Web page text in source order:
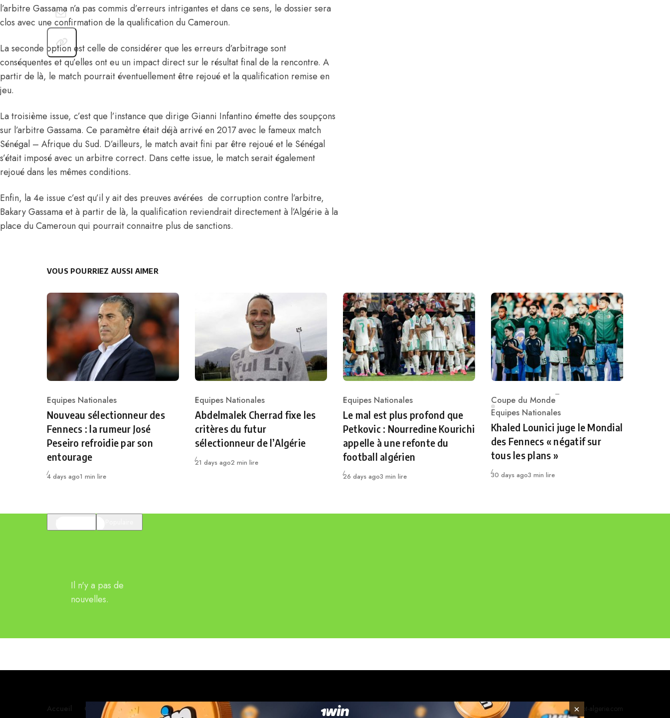
l’arbitre Gassama n’a pas commis d’erreurs intrigantes et dans ce sens, le dossier sera
clos avec une confirmation de la qualification du Cameroun.
La seconde option est celle de considérer que les erreurs d’arbitrage sont
conséquentes et qu’elles ont eu un impact direct sur le résultat final de la rencontre. A
partir de là, le match pourrait éventuellement être rejoué et la qualification remise en
jeu.
La troisième issue, c’est que l’instance que dirige Gianni Infantino émette des soupçons
sur l’arbitre Gassama. Ce paramètre était déjà arrivé en 2017 avec le fameux match
Sénégal – Afrique du Sud. D’ailleurs, le match avait fini par être rejoué et le Sénégal
s’était imposé avec un arbitre correct. Dans cette issue, le match serait également
rejoué dans les mêmes conditions.
Enfin, la 4e issue c’est qu’il y ait des preuves avérées de corruption contre l’arbitre,
Bakary Gassama et à partir de là, la qualification reviendrait directement à l’Algérie à la
place du Cameroun qui pourrait connaitre plus de sanctions.
VOUS POURRIEZ AUSSI AIMER
Category
Equipes Nationales
Nouveau sélectionneur des
Fennecs : la rumeur José
Peseiro refroidie par son
entourage
Publié
4 days ago1 min lire
Category
Equipes Nationales
Abdelmalek Cherrad fixe les
critères du futur
sélectionneur de l’Algérie
Publié
21 days ago2 min lire
Category
Equipes Nationales
Le mal est plus profond que
Petkovic : Nourredine Kourichi
appelle à une refonte du
football algérien
Publié
26 days ago3 min lire
Category
Coupe du Monde
Equipes Nationales
Khaled Lounici juge le Mondial
des Fennecs « négatif sur
tous les plans »
Publié
30 days ago3 min lire
Il n'y a pas de
nouvelles.
Accueil Contactez-nous © 2026 foot-algerie.com
×